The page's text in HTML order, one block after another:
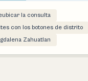
la consulta
con los botones de distrito
Zahuatlan